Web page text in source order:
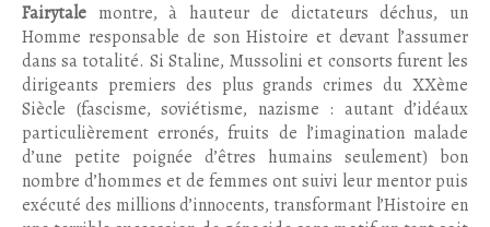
Fairytale montre, à hauteur de dictateurs déchus, un
Homme responsable de son Histoire et devant l’assumer
dans sa totalité. Si Staline, Mussolini et consorts furent les
dirigeants premiers des plus grands crimes du XXème
Siècle (fascisme, soviétisme, nazisme : autant d’idéaux
particulièrement erronés, fruits de l’imagination malade
d’une petite poignée d’êtres humains seulement) bon
nombre d’hommes et de femmes ont suivi leur mentor puis
exécuté des millions d’innocents, transformant l’Histoire en